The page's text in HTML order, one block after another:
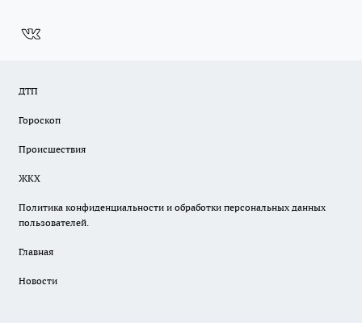
ДТП
Гороскоп
Происшествия
ЖКХ
Политика конфиденциальности и обработки персональных данных
пользователей.
Главная
Новости